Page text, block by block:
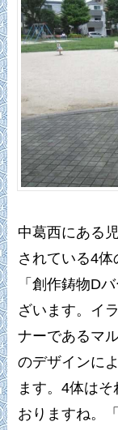
中葛西にある
されている4
「創作鋳物D
ざいます。イ
ナーであるマ
のデザインに
ます。4体は
おりますね。